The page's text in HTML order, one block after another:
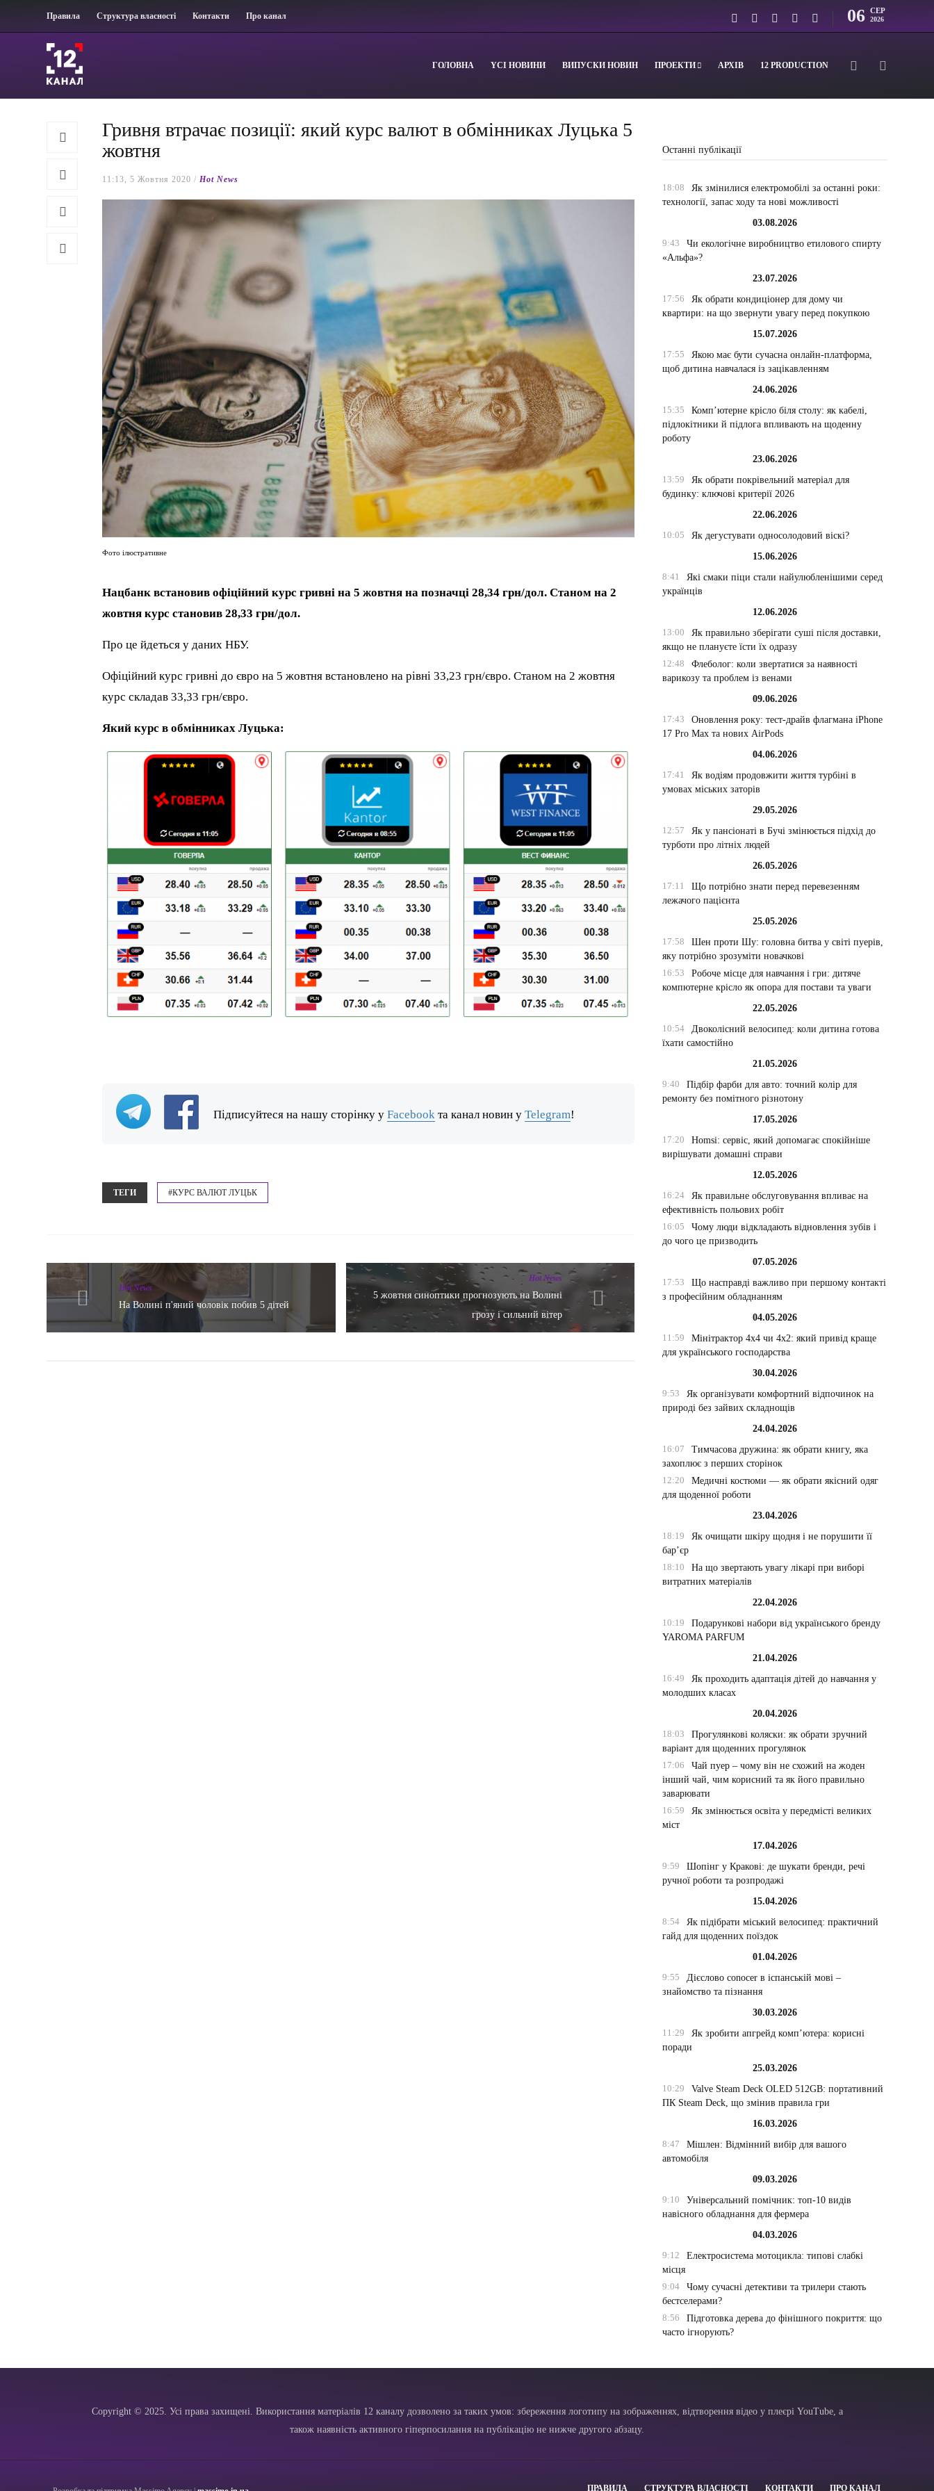
Правила Структура власності Контакти Про канал 06 СЕР
2026
ГОЛОВНА YСІ НОВИНИ ВИПУСКИ НОВИН ПРОЕКТИ АРХІВ 12 PRODUCTION
Гривня втрачає позиції: який курс валют в обмінниках Луцька 5
жовтня
11:13, 5 Жовтня 2020 /Hot News
Фото ілюстративне
Нацбанк встановив офіційний курс гривні на 5 жовтня на позначці 28,34 грн/дол. Станом на 2
жовтня курс становив 28,33 грн/дол.
Про це йдеться у даних НБУ.
Офіційний курс гривні до євро на 5 жовтня встановлено на рівні 33,23 грн/євро. Станом на 2 жовтня
курс складав 33,33 грн/євро.
Який курс в обмінниках Луцька:
Підписуйтеся на нашу сторінку уFacebook та канал новин уTelegram!
ТЕГИ #КУРС ВАЛЮТ ЛУЦЬК
Hot News
На Волині п'яний чоловік побив 5 дітей
Hot News
5 жовтня синоптики прогнозують на Волині
грозу і сильний вітер
Останні публікації
18:08
Як змінилися електромобілі за останні роки:
технології, запас ходу та нові можливості
03.08.2026
9:43
Чи екологічне виробництво етилового спирту
«Альфа»?
23.07.2026
17:56
Як обрати кондиціонер для дому чи
квартири: на що звернути увагу перед покупкою
15.07.2026
17:55
Якою має бути сучасна онлайн-платформа,
щоб дитина навчалася із зацікавленням
24.06.2026
15:35
Комп’ютерне крісло біля столу: як кабелі,
підлокітники й підлога впливають на щоденну
роботу
23.06.2026
13:59
Як обрати покрівельний матеріал для
будинку: ключові критерії 2026
22.06.2026
10:05
Як дегустувати односолодовий віскі?
15.06.2026
8:41
Які смаки піци стали найулюбленішими серед
українців
12.06.2026
13:00
Як правильно зберігати суші після доставки,
якщо не плануєте їсти їх одразу
12:48
Флеболог: коли звертатися за наявності
варикозу та проблем із венами
09.06.2026
17:43
Оновлення року: тест-драйв флагмана iPhone
17 Pro Max та нових AirPods
04.06.2026
17:41
Як водіям продовжити життя турбіні в
умовах міських заторів
29.05.2026
12:57
Як у пансіонаті в Бучі змінюється підхід до
турботи про літніх людей
26.05.2026
17:11
Що потрібно знати перед перевезенням
лежачого пацієнта
25.05.2026
17:58
Шен проти Шу: головна битва у світі пуерів,
яку потрібно зрозуміти новачкові
16:53
Робоче місце для навчання і гри: дитяче
компютерне крісло як опора для постави та уваги
22.05.2026
10:54
Двоколісний велосипед: коли дитина готова
їхати самостійно
21.05.2026
9:40
Підбір фарби для авто: точний колір для
ремонту без помітного різнотону
17.05.2026
17:20
Homsi: сервіс, який допомагає спокійніше
вирішувати домашні справи
12.05.2026
16:24
Як правильне обслуговування впливає на
ефективність польових робіт
16:05
Чому люди відкладають відновлення зубів і
до чого це призводить
07.05.2026
17:53
Що насправді важливо при першому контакті
з професійним обладнанням
04.05.2026
11:59
Мінітрактор 4х4 чи 4х2: який привід краще
для українського господарства
30.04.2026
9:53
Як організувати комфортний відпочинок на
природі без зайвих складнощів
24.04.2026
16:07
Тимчасова дружина: як обрати книгу, яка
захоплює з перших сторінок
12:20
Медичні костюми — як обрати якісний одяг
для щоденної роботи
23.04.2026
18:19
Як очищати шкіру щодня і не порушити її
бар’єр
18:10
На що звертають увагу лікарі при виборі
витратних матеріалів
22.04.2026
10:19
Подарункові набори від українського бренду
YAROMA PARFUM
21.04.2026
16:49
Як проходить адаптація дітей до навчання у
молодших класах
20.04.2026
18:03
Прогулянкові коляски: як обрати зручний
варіант для щоденних прогулянок
17:06
Чай пуер – чому він не схожий на жоден
інший чай, чим корисний та як його правильно
заварювати
16:59
Як змінюється освіта у передмісті великих
міст
17.04.2026
9:59
Шопінг у Кракові: де шукати бренди, речі
ручної роботи та розпродажі
15.04.2026
8:54
Як підібрати міський велосипед: практичний
гайд для щоденних поїздок
01.04.2026
9:55
Дієслово conocer в іспанській мові –
знайомство та пізнання
30.03.2026
11:29
Як зробити апгрейд комп’ютера: корисні
поради
25.03.2026
10:29
Valve Steam Deck OLED 512GB: портативний
ПК Steam Deck, що змінив правила гри
16.03.2026
8:47
Мішлен: Відмінний вибір для вашого
автомобіля
09.03.2026
9:10
Універсальний помічник: топ-10 видів
навісного обладнання для фермера
04.03.2026
9:12
Електросистема мотоцикла: типові слабкі
місця
9:04
Чому сучасні детективи та трилери стають
бестселерами?
8:56
Підготовка дерева до фінішного покриття: що
часто ігнорують?
Copyright © 2025. Усі права захищені. Використання матеріалів 12 каналу дозволено за таких умов: збереження логотипу на зображеннях, відтворення відео у плеєрі YouTube, а
також наявність активного гіперпосилання на публікацію не нижче другого абзацу.
ПРАВИЛА СТРУКТУРА ВЛАСНОСТІ КОНТАКТИ ПРО КАНАЛ